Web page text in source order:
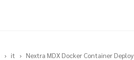
› it › Nextra MDX Docker Container Deploy